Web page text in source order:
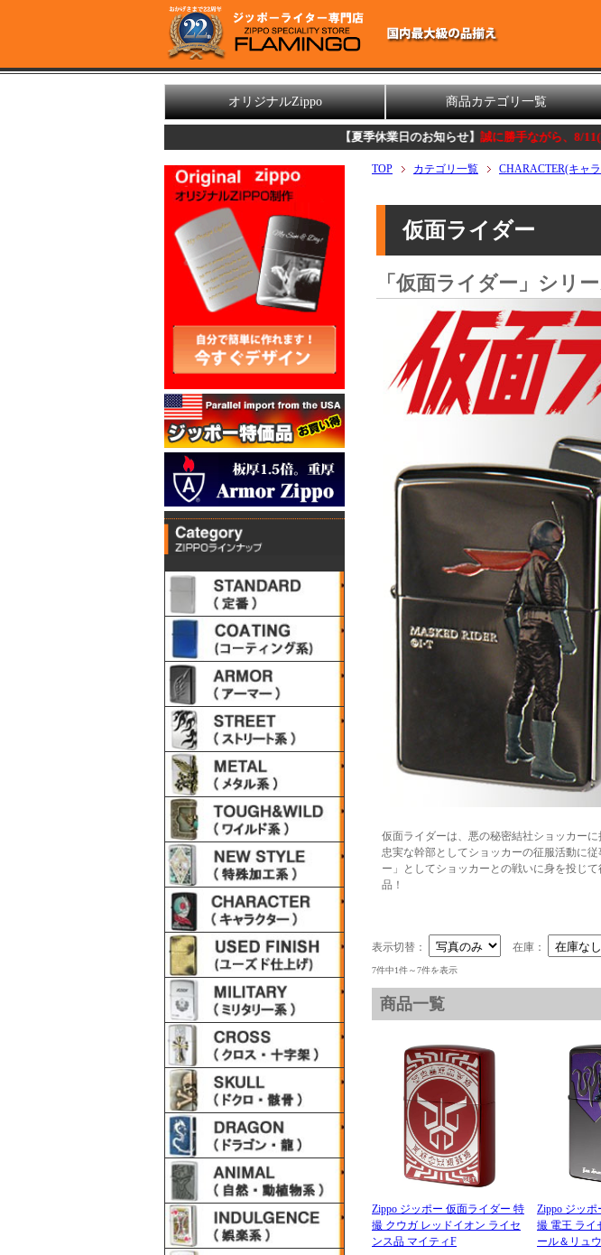
オリジナルZippo 商品カテゴリ一覧
【夏季休業日のお知らせ】誠に勝手ながら、8/11(火)～8/16(日)
TOP カテゴリ一覧 CHARACTER(キャ
仮面ライダー
「仮面ライダー」シリ
仮面ライダーは、悪の秘密結社ショッカー
忠実な幹部としてショッカーの征服活動に
ー」としてショッカーとの戦いに身を投じ
品！
表示切替： 在庫：
7件中1件～7件を表示
商品一覧
Zippo ジッポー 仮面ライダー 特
撮 クウガ レッドイオン ライセ
ンス品 マイティF
Zippo ジッ
撮 電王 ライ
ール＆リュ